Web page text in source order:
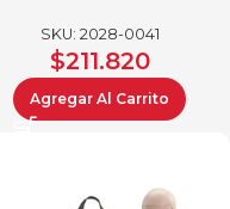
SKU: 2028-0041
$211.820
Agregar Al Carrito